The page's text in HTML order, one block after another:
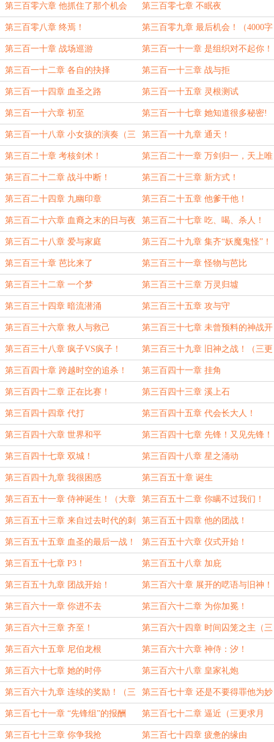
魔！
第三百零六章 他抓住了那个机会 第三百零七章 不眠夜
第三百零八章 终焉！ 第三百零九章 最后机会！（4000字
大章加更，求月票！）
第三百一十章 战场巡游 第三百一十一章 是组织对不起你！
（4300字大章！）
第三百一十二章 各自的抉择 第三百一十三章 战与拒
第三百一十四章 血圣之路 第三百一十五章 灵根测试
第三百一十六章 初至 第三百一十七章 她知道很多秘密!
第三百一十八章 小女孩的演奏（三
更求月票！）
第三百一十九章 通天！
第三百二十章 考核剑术！ 第三百二十一章 万剑归一，天上唯
尊
第三百二十二章 战斗中断！ 第三百二十三章 新方式！
第三百二十四章 九幽印章 第三百二十五章 他爹干他！
第三百二十六章 血裔之末的日与夜 第三百二十七章 吃、喝、杀人！
第三百二十八章 爱与家庭 第三百二十九章 集齐“妖魔鬼怪”！
第三百三十章 芭比来了 第三百三十一章 怪物与芭比
第三百三十二章 一个梦 第三百三十三章 万灵归墟
第三百三十四章 暗流潜涌 第三百三十五章 攻与守
第三百三十六章 救人与救己 第三百三十七章 未曾预料的神战开
端！
第三百三十八章 疯子VS疯子！ 第三百三十九章 旧神之战！（三更
求月票！）
第三百四十章 跨越时空的追杀！ 第三百四十一章 挂角
第三百四十二章 正在比赛！ 第三百四十三章 溪上石
第三百四十四章 代打 第三百四十五章 代会长大人！
第三百四十六章 世界和平 第三百四十七章 先锋！又见先锋！
第三百四十七章 双城！ 第三百四十八章 星之涌动
第三百四十九章 我很困惑 第三百五十章 诞生
第三百五十一章 侍神诞生！（大章
哦，求订哦）
第三百五十二章 你瞒不过我们！
第三百五十三章 来自过去时代的刺
客
第三百五十四章 他的团战！
第三百五十五章 血圣的最后一战！ 第三百五十六章 仪式开始！
第三百五十七章 P3！ 第三百五十八章 加庇
第三百五十九章 团战开始！ 第三百六十章 展开的呓语与旧神！
第三百六十一章 你进不去 第三百六十二章 为你加冕！
第三百六十三章 齐至！ 第三百六十四章 时间囚笼之主（三
更求月票！）
第三百六十五章 尼伯龙根 第三百六十六章 神侍：汐！
第三百六十七章 她的时停 第三百六十八章 皇家礼炮
第三百六十九章 连续的奖励！（三
更求月票！）
第三百七十章 还是不要得罪他为妙
第三百七十一章 “先锋组”的报酬 第三百七十二章 逼近（三更求月
票！）
第三百七十三章 你争我抢 第三百七十四章 疲惫的缘由